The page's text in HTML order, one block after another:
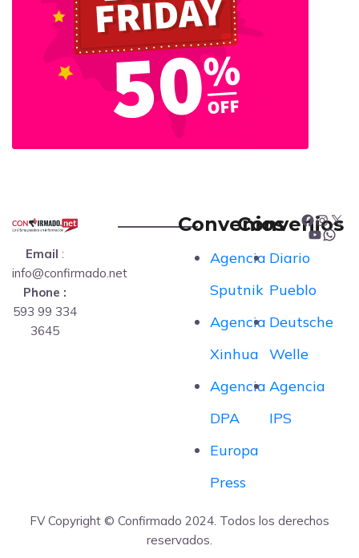
Email :
info@confirmado.net
Phone :
593 99 334
3645
Convenios
Agencia
Sputnik
Agencia
Xinhua
Agencia
DPA
Europa
Press
Convenios
Diario
Pueblo
Deutsche
Welle
Agencia
IPS
F
a
c
e
b
o
I
s
t
g
X
o
u
FV Copyright © Confirmado 2024. Todos los derechos
reservados.